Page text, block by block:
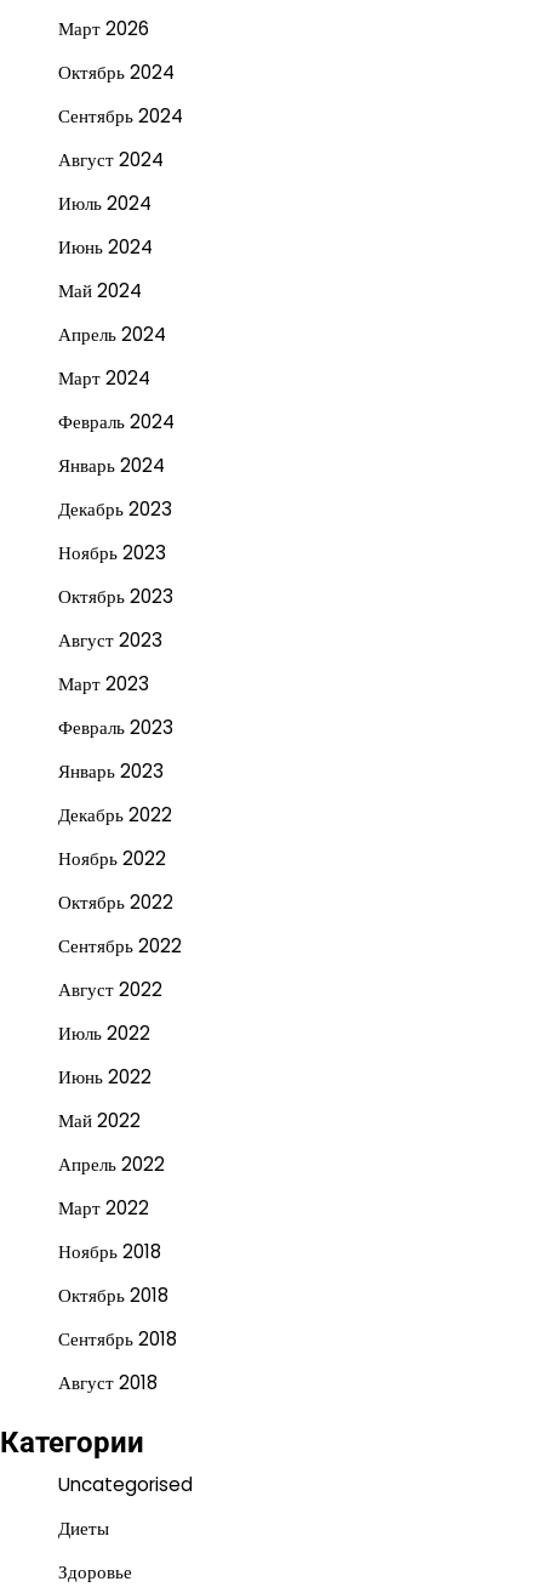
Март 2026
Октябрь 2024
Сентябрь 2024
Август 2024
Июль 2024
Июнь 2024
Май 2024
Апрель 2024
Март 2024
Февраль 2024
Январь 2024
Декабрь 2023
Ноябрь 2023
Октябрь 2023
Август 2023
Март 2023
Февраль 2023
Январь 2023
Декабрь 2022
Ноябрь 2022
Октябрь 2022
Сентябрь 2022
Август 2022
Июль 2022
Июнь 2022
Май 2022
Апрель 2022
Март 2022
Ноябрь 2018
Октябрь 2018
Сентябрь 2018
Август 2018
Категории
Uncategorised
Диеты
Здоровье